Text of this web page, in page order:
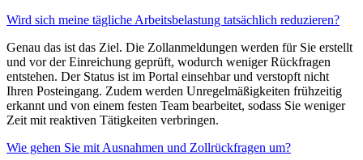
Wird sich meine tägliche Arbeitsbelastung tatsächlich reduzieren?
Genau das ist das Ziel. Die Zollanmeldungen werden für Sie erstellt
und vor der Einreichung geprüft, wodurch weniger Rückfragen
entstehen. Der Status ist im Portal einsehbar und verstopft nicht
Ihren Posteingang. Zudem werden Unregelmäßigkeiten frühzeitig
erkannt und von einem festen Team bearbeitet, sodass Sie weniger
Zeit mit reaktiven Tätigkeiten verbringen.
Wie gehen Sie mit Ausnahmen und Zollrückfragen um?